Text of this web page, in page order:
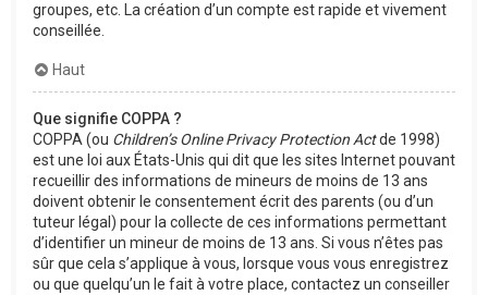
groupes, etc. La création d’un compte est rapide et vivement
conseillée.
Haut
Que signifie COPPA ?
COPPA (ou Children’s Online Privacy Protection Actde 1998)
est une loi aux États-Unis qui dit que les sites Internet pouvant
recueillir des informations de mineurs de moins de 13 ans
doivent obtenir le consentement écrit des parents (ou d’un
tuteur légal) pour la collecte de ces informations permettant
d’identifier un mineur de moins de 13 ans. Si vous n’êtes pas
sûr que cela s’applique à vous, lorsque vous vous enregistrez
ou que quelqu’un le fait à votre place, contactez un conseiller